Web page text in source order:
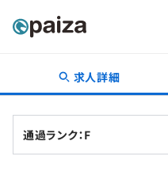
転職・キャリア
新卒就活
求人詳細
通過ランク：F